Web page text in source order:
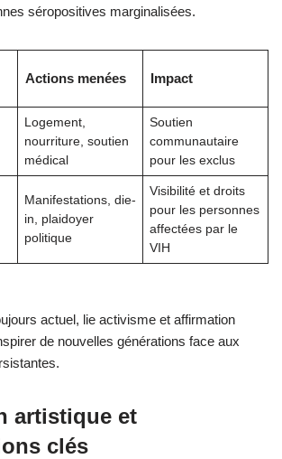
séropositives marginalisées.
Actions menées Impact
Logement,
nourriture, soutien
médical
Soutien
communautaire
pour les exclus
Manifestations, die-
in, plaidoyer
politique
Visibilité et droits
pour les personnes
affectées par le
VIH
actuel, lie activisme et affirmation
de nouvelles générations face aux
artistique et
clés